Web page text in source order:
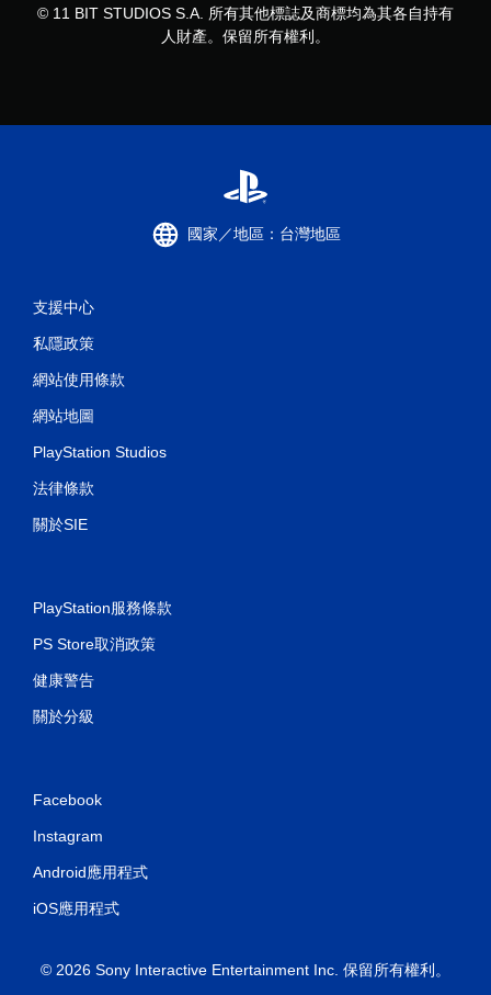
© 11 BIT STUDIOS S.A. 所有其他標誌及商標均為其各自持有
人財產。保留所有權利。
國家／地區：台灣地區
支援中心
私隱政策
網站使用條款
網站地圖
PlayStation Studios
法律條款
關於SIE
PlayStation服務條款
PS Store取消政策
健康警告
關於分級
Facebook
Instagram
Android應用程式
iOS應用程式
© 2026 Sony Interactive Entertainment Inc. 保留所有權利。